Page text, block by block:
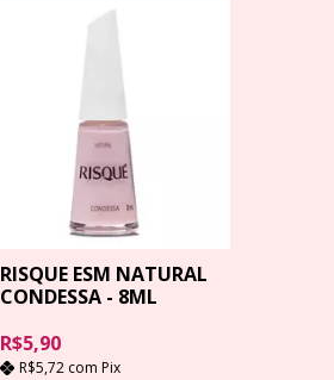
RISQUE ESM NATURAL
CONDESSA - 8ML
R$5,90
R$5,72 com Pix